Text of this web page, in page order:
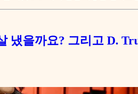
냈을까요? 그리고 D.